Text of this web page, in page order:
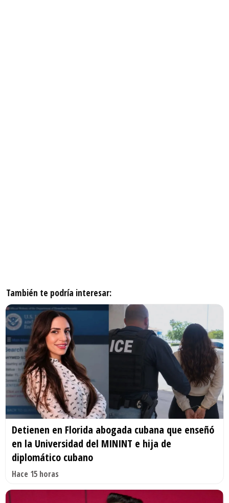
También te podría interesar:
Detienen en Florida abogada cubana que enseñó
en la Universidad del MININT e hija de
diplomático cubano
Hace 15 horas